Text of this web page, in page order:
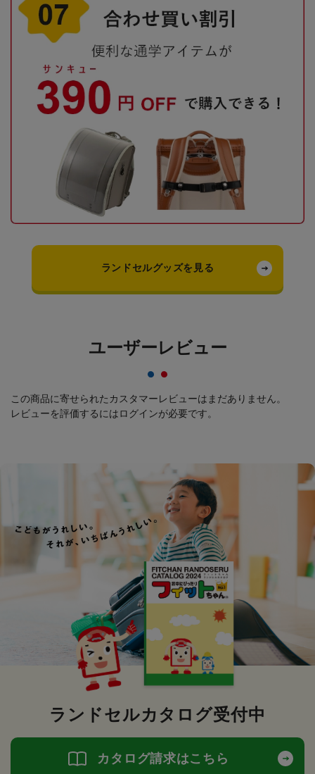
ランドセルグッズを見る
ユーザーレビュー
この商品に寄せられたカスタマーレビューはまだありません。
レビューを評価するにはログインが必要です。
ランドセルカタログ受付中
カタログ請求はこちら